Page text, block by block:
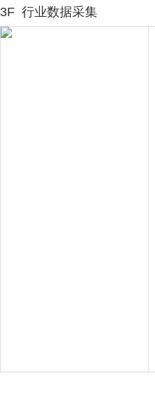
3F 行业数据采集